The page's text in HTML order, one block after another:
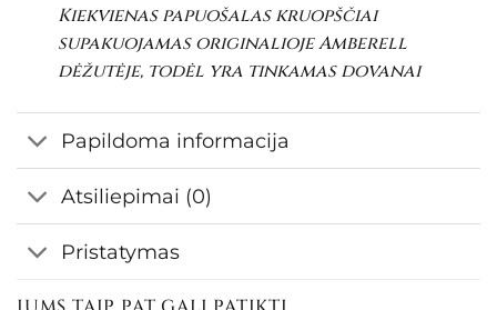
Kiekvienas papuošalas kruopščiai
supakuojamas originalioje Amberell
dėžutėje, todėl yra tinkamas dovanai
Papildoma informacija
Atsiliepimai (0)
Pristatymas